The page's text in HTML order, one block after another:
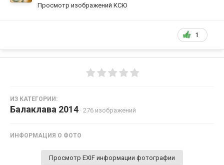
Просмотр изображений КСЮ
1
ИЗ КАТЕГОРИИ:
Балаклава 2014 · 276 изображений
ИНФОРМАЦИЯ О ФОТО
Просмотр EXIF информации фотографии